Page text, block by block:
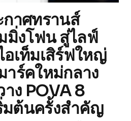
กาศทรานส์
มิ่งโฟน สู่ไลฟ์
เท็มเสิร์ฟใหญ่
ร์คใหม่กลาง
ง POVA 8
มต้นครั้งสำคัญ